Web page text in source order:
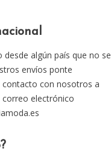
desde algún país que no se
envíos ponte
con nosotros a
electrónico